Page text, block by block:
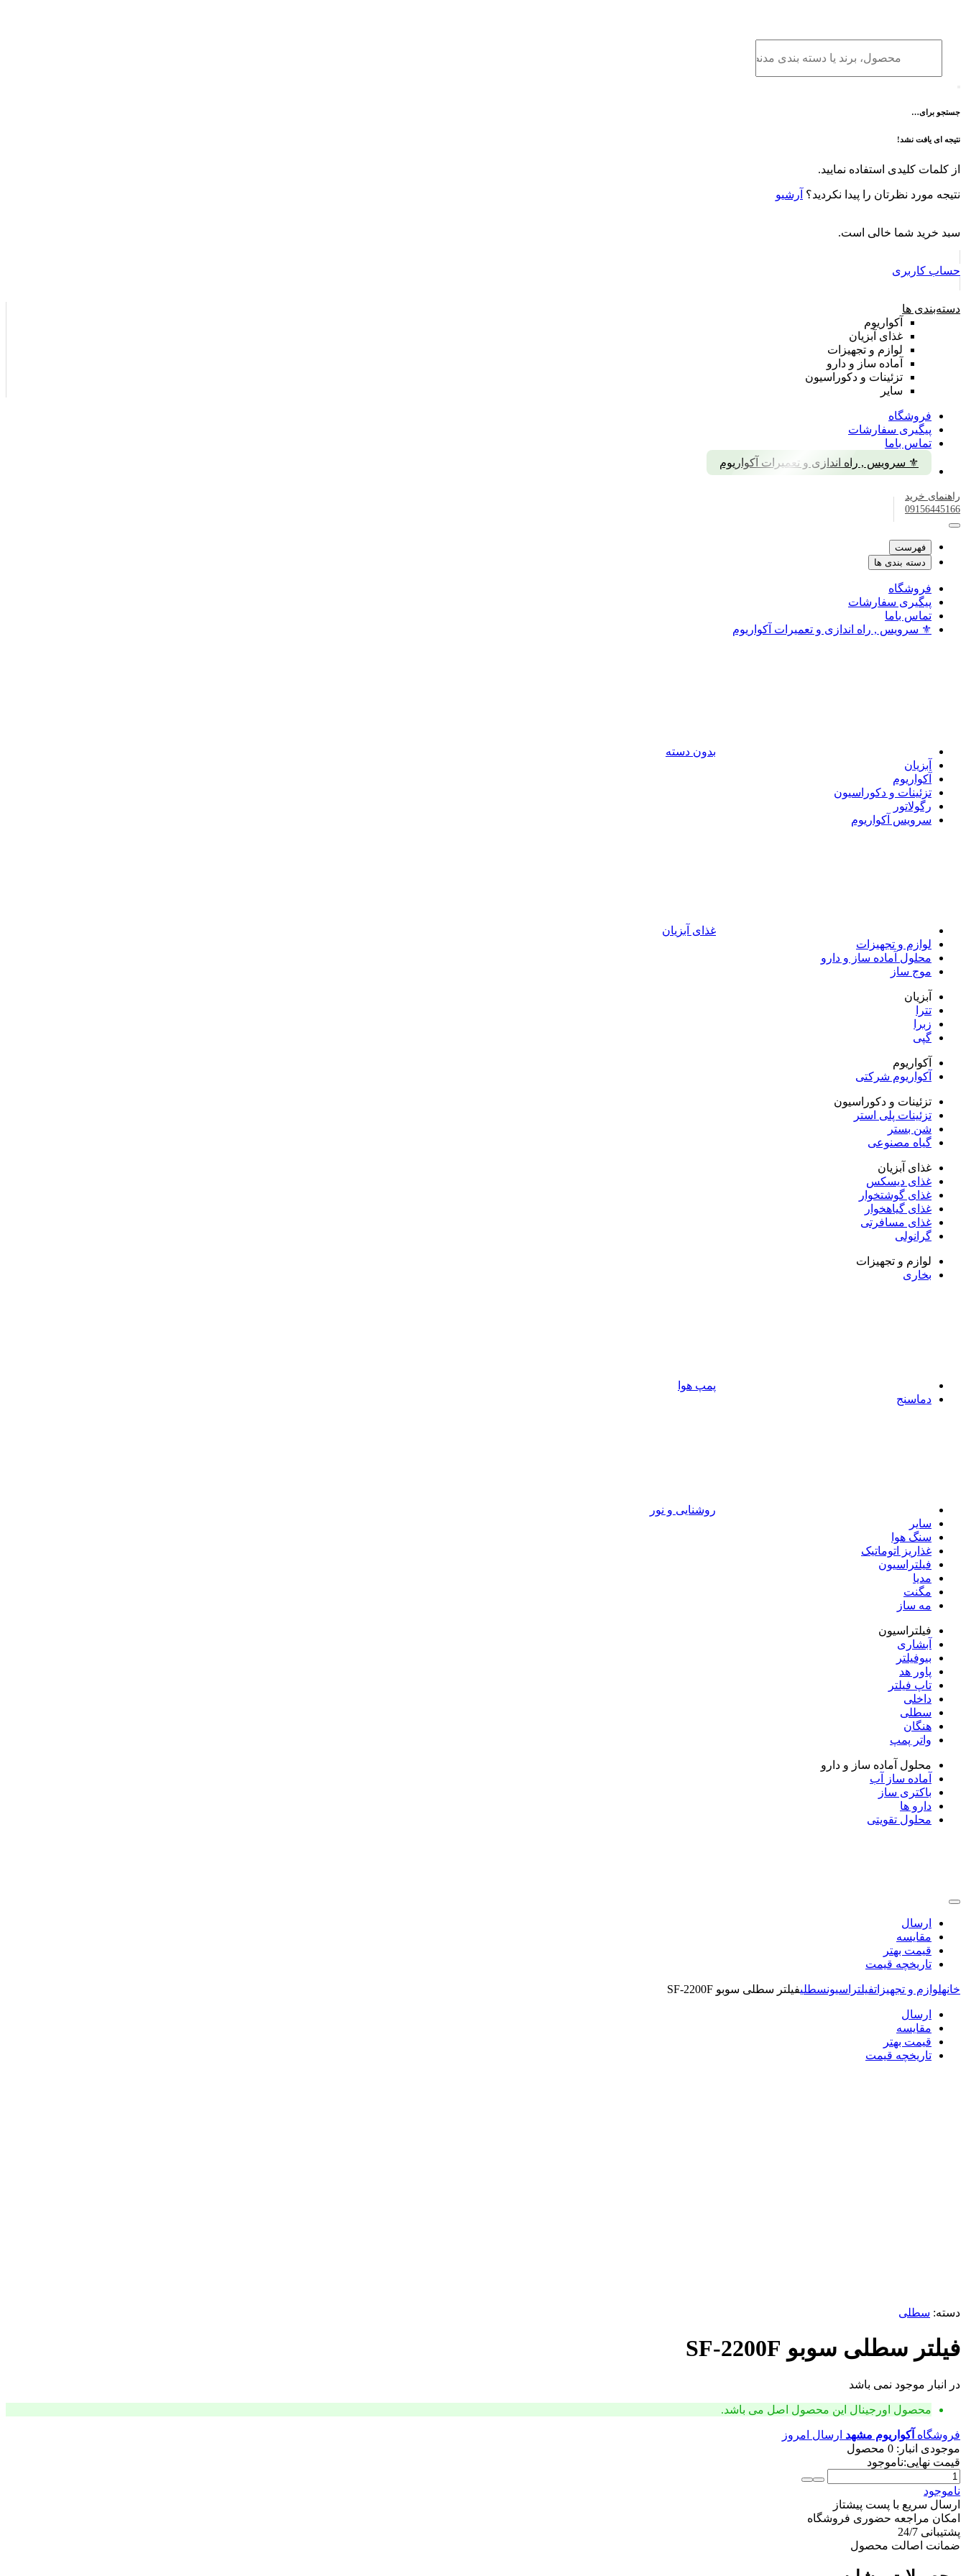
محتوا
جستجو برای…
نتیجه ای یافت نشد!
از کلمات کلیدی استفاده نمایید.
نتیجه مورد نظرتان را پیدا نکردید؟ آرشیو
سبد خرید شما خالی است.
حساب کاربری
دسته‌بندی ها
آکواریوم
غذای آبزیان
لوازم و تجهیزات
آماده ساز و دارو
تزئینات و دکوراسیون
سایر
فروشگاه
پیگیری سفارشات
تماس باما
⚜️ سرویس , راه اندازی و تعمیرات آکواریوم
راهنمای خرید
09156445166
فهرست
دسته بندی ها
فروشگاه
پیگیری سفارشات
تماس باما
⚜️ سرویس , راه اندازی و تعمیرات آکواریوم
بدون دسته
آبزیان
آکواریوم
تزئینات و دکوراسیون
رگولاتور
سرویس آکواریوم
غذای آبزیان
لوازم و تجهیزات
محلول آماده ساز و دارو
موج ساز
آبزیان
تترا
زبرا
گپی
آکواریوم
آکواریوم شرکتی
تزئینات و دکوراسیون
تزئینات پلی استر
شن بستر
گیاه مصنوعی
غذای آبزیان
غذای دیسکس
غذای گوشتخوار
غذای گیاهخوار
غذای مسافرتی
گرانولی
لوازم و تجهیزات
بخاری
پمپ هوا
دماسنج
روشنایی و نور
سایر
سنگ هوا
غذاریز اتوماتیک
فیلتراسیون
مدیا
مگنت
مه ساز
فیلتراسیون
آبشاری
بیوفیلتر
پاور هد
تاپ فیلتر
داخلی
سطلی
هنگان
واتر پمپ
محلول آماده ساز و دارو
آماده ساز آب
باکتری ساز
دارو ها
محلول تقویتی
ارسال
مقایسه
قیمت بهتر
تاریخچه قیمت
خانهلوازم و تجهیزاتفیلتراسیونسطلیفیلتر سطلی سوبو SF-2200F
ارسال
مقایسه
قیمت بهتر
تاریخچه قیمت
دسته: سطلی
فیلتر سطلی سوبو SF-2200F
در انبار موجود نمی باشد
محصول اورجینال این محصول اصل می باشد.
فروشگاه آکواریوم مشهد ارسال امروز
موجودی انبار: 0 محصول
قیمت نهایی:ناموجود
فیلتر
سطلی
سوبو
SF-
2200F
عدد
ناموجود
ارسال سریع با پست پیشتاز
امکان مراجعه حضوری فروشگاه
پشتیبانی 24/7
ضمانت اصالت محصول